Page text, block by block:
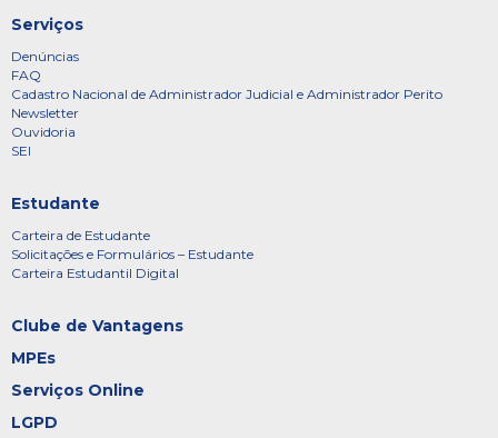
Serviços
Denúncias
FAQ
Cadastro Nacional de Administrador Judicial e Administrador Perito
Newsletter
Ouvidoria
SEI
Estudante
Carteira de Estudante
Solicitações e Formulários – Estudante
Carteira Estudantil Digital
Clube de Vantagens
MPEs
Serviços Online
LGPD